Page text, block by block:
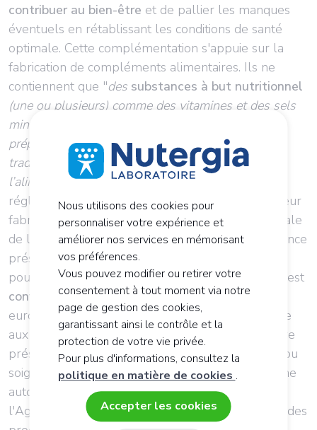
contribuer au bien-être et de pallier les manques
éventuels en rétablissant les conditions de santé
optimale. Cette complémentation s'appuie sur la
fabrication de compléments alimentaires. Ils ne
contiennent que "des substances à but nutritionnel
(une ou plusieurs) comme des vitamines et des sels
minéraux, des acides aminés, des plantes et
préparations de plantes et des aliments
traditionnellement consommés dans
l’alimentation"(DGCCRF).Ils sont soumis à une
réglementation européenne stricte qui encadre leur
fabrication et leur distribution. La Direction Générale
de l’alimentation, (DGAL) vérifie qu’aucune substance
présente dans le produit ne présente un danger
pour la santé des consommateurs et que celui-ci est
conforme aux normes de la Commission
européenne. Ils ne constituent pas une alternative
aux médicaments, et, de ce fait, ne doivent pas être
présentés comme des produits visant à prévenir ou
soigner des maladies. Ils ne se prévalent pas d'une
autorisation de mise sur le marché délivrée par
l'Agence nationale de sécurité du médicament et des
Nous utilisons des cookies pour
personnaliser votre expérience et
améliorer nos services en mémorisant
vos préférences.
Vous pouvez modifier ou retirer votre
consentement à tout moment via notre
page de gestion des cookies,
garantissant ainsi le contrôle et la
protection de votre vie privée.
Pour plus d'informations, consultez la
politique en matière de cookies .
Accepter les cookies